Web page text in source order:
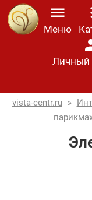
Меню
Личный
vista-centr.ru »